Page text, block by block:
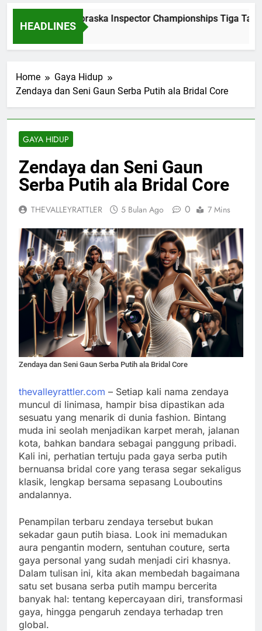
HEADLINES
Dominasi Nebraska Inspector Championships Tiga Tahun
2 Bulan Ago
Home
Gaya Hidup
Zendaya dan Seni Gaun Serba Putih ala Bridal Core
GAYA HIDUP
Zendaya dan Seni Gaun
Serba Putih ala Bridal Core
THEVALLEYRATTLER 5 Bulan Ago 0 7 Mins
Zendaya dan Seni Gaun Serba Putih ala Bridal Core
thevalleyrattler.com – Setiap kali nama zendaya
muncul di linimasa, hampir bisa dipastikan ada
sesuatu yang menarik di dunia fashion. Bintang
muda ini seolah menjadikan karpet merah, jalanan
kota, bahkan bandara sebagai panggung pribadi.
Kali ini, perhatian tertuju pada gaya serba putih
bernuansa bridal core yang terasa segar sekaligus
klasik, lengkap bersama sepasang Louboutins
andalannya.
Penampilan terbaru zendaya tersebut bukan
sekadar gaun putih biasa. Look ini memadukan
aura pengantin modern, sentuhan couture, serta
gaya personal yang sudah menjadi ciri khasnya.
Dalam tulisan ini, kita akan membedah bagaimana
satu set busana serba putih mampu bercerita
banyak hal: tentang kepercayaan diri, transformasi
gaya, hingga pengaruh zendaya terhadap tren
global.